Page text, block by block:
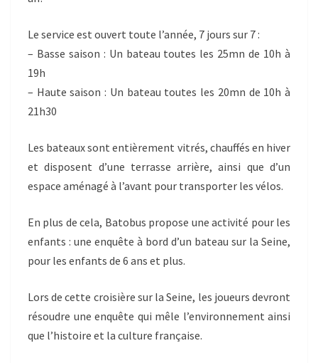
Le service est ouvert toute l’année, 7 jours sur 7 :
– Basse saison : Un bateau toutes les 25mn de 10h à
19h
– Haute saison : Un bateau toutes les 20mn de 10h à
21h30
Les bateaux sont entièrement vitrés, chauffés en hiver
et disposent d’une terrasse arrière, ainsi que d’un
espace aménagé à l’avant pour transporter les vélos.
En plus de cela, Batobus propose une activité pour les
enfants : une enquête à bord d’un bateau sur la Seine,
pour les enfants de 6 ans et plus.
Lors de cette croisière sur la Seine, les joueurs devront
résoudre une enquête qui mêle l’environnement ainsi
que l’histoire et la culture française.